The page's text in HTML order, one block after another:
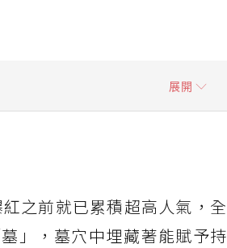
展開
升級
才是故事核心
之前就已累積超高人氣，全
」，墓穴中埋藏著能賦予持